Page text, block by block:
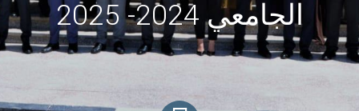
الجامعي 2024- 2025